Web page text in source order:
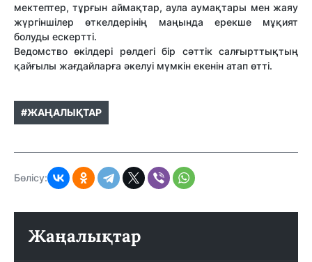
мектептер, тұрғын аймақтар, аула аумақтары мен жаяу
жүргіншілер өткелдерінің маңында ерекше мұқият
болуды ескертті.
Ведомство өкілдері рөлдегі бір сәттік салғырттықтың
қайғылы жағдайларға әкелуі мүмкін екенін атап өтті.
#ЖАҢАЛЫҚТАР
Бөлісу:
Жаңалықтар